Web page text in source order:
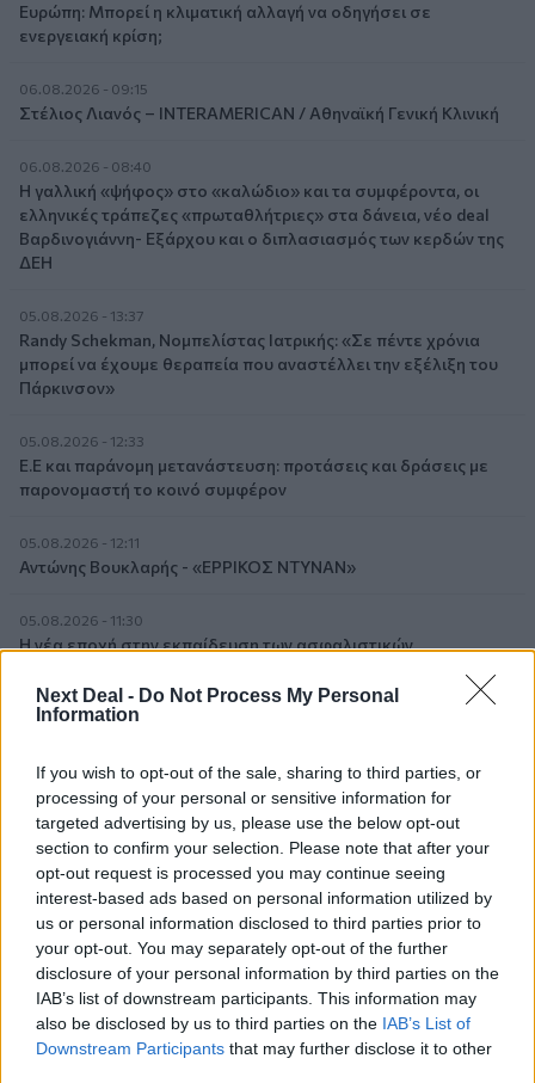
Next Deal - Do Not Process My Personal
Information
If you wish to opt-out of the sale, sharing to third parties, or
processing of your personal or sensitive information for
targeted advertising by us, please use the below opt-out
section to confirm your selection. Please note that after your
opt-out request is processed you may continue seeing
interest-based ads based on personal information utilized by
us or personal information disclosed to third parties prior to
your opt-out. You may separately opt-out of the further
disclosure of your personal information by third parties on the
IAB’s list of downstream participants. This information may
also be disclosed by us to third parties on the IAB’s List of
Downstream Participants that may further disclose it to other
Ευρώπη: Μπορεί η κλιματική αλλαγή να οδηγήσει σε
ενεργειακή κρίση;
06.08.2026 - 09:15
Στέλιος Λιανός – INTERAMERICAN / Αθηναϊκή Γενική Κλινική
06.08.2026 - 08:40
Η γαλλική «ψήφος» στο «καλώδιο» και τα συμφέροντα, οι
ελληνικές τράπεζες «πρωταθλήτριες» στα δάνεια, νέο deal
Βαρδινογιάννη- Εξάρχου και ο διπλασιασμός των κερδών της
ΔΕΗ
05.08.2026 - 13:37
Randy Schekman, Νομπελίστας Ιατρικής: «Σε πέντε χρόνια
μπορεί να έχουμε θεραπεία που αναστέλλει την εξέλιξη του
Πάρκινσον»
05.08.2026 - 12:33
Ε.Ε και παράνομη μετανάστευση: προτάσεις και δράσεις με
παρονομαστή το κοινό συμφέρον
05.08.2026 - 12:11
Αντώνης Βουκλαρής - «ΕΡΡΙΚΟΣ ΝΤΥΝΑΝ»
05.08.2026 - 11:30
Η νέα εποχή στην εκπαίδευση των ασφαλιστικών
05.08.2026 - 10:50
«Τουρισμός για όλους 2026-2027»
05.08.2026 - 10:19
WWF: Περισσότερα από 180.000 στρέμματα καμένων
δασικών εκτάσεων στην Ελλάδα σε λίγες μόλις μέρες
05.08.2026 - 09:45
Η Ελλάδα που αντιστέκεται και επιμένει να μην ασφαλίζεται!
05.08.2026 - 09:20
Καλοκαιρινό ταξίδι: Οι 8 συμβουλές που αξίζει να δώσει κάθε
ασφαλιστής στους πελάτες του